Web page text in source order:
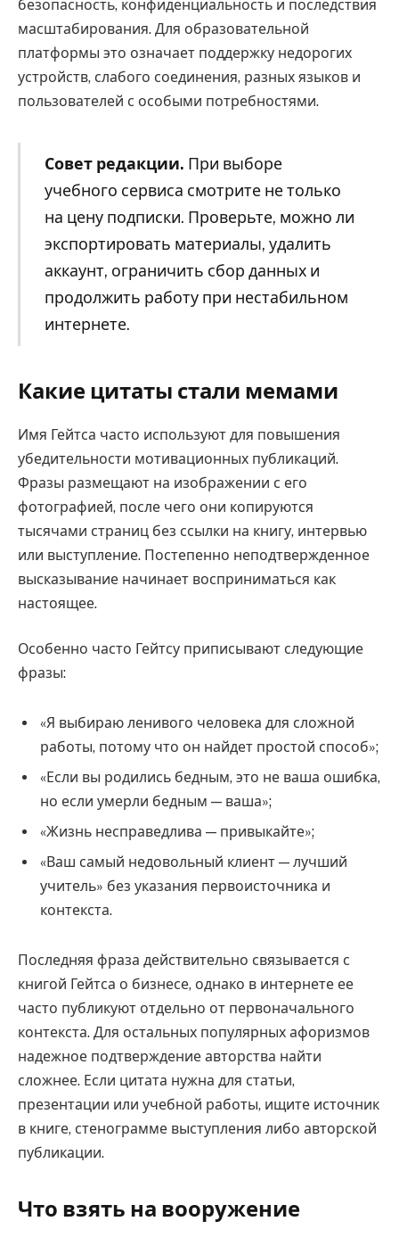
безопасность, конфиденциальность и последствия
масштабирования. Для образовательной
платформы это означает поддержку недорогих
устройств, слабого соединения, разных языков и
пользователей с особыми потребностями.
Совет редакции. При выборе
учебного сервиса смотрите не только
на цену подписки. Проверьте, можно ли
экспортировать материалы, удалить
аккаунт, ограничить сбор данных и
продолжить работу при нестабильном
интернете.
Какие цитаты стали мемами
Имя Гейтса часто используют для повышения
убедительности мотивационных публикаций.
Фразы размещают на изображении с его
фотографией, после чего они копируются
тысячами страниц без ссылки на книгу, интервью
или выступление. Постепенно неподтвержденное
высказывание начинает восприниматься как
настоящее.
Особенно часто Гейтсу приписывают следующие
фразы:
«Я выбираю ленивого человека для сложной
работы, потому что он найдет простой способ»;
«Если вы родились бедным, это не ваша ошибка,
но если умерли бедным — ваша»;
«Жизнь несправедлива — привыкайте»;
«Ваш самый недовольный клиент — лучший
учитель» без указания первоисточника и
контекста.
Последняя фраза действительно связывается с
книгой Гейтса о бизнесе, однако в интернете ее
часто публикуют отдельно от первоначального
контекста. Для остальных популярных афоризмов
надежное подтверждение авторства найти
сложнее. Если цитата нужна для статьи,
презентации или учебной работы, ищите источник
в книге, стенограмме выступления либо авторской
публикации.
Что взять на вооружение